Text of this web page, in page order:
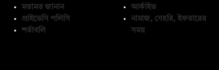
মতামত জানান
প্রাইভেসি পলিসি
শর্তাবলি
আর্কাইভ
নামাজ, সেহরি, ইফতারের
সময়